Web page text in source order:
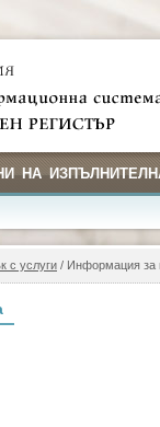
НА
с услуги / Информация за